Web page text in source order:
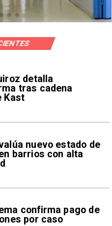
detalla
tras cadena
Kast
nuevo estado de
barrios con alta
confirma pago de
por caso